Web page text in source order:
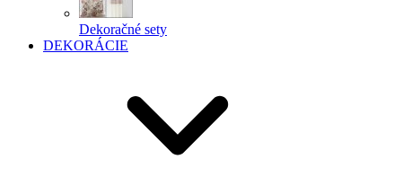
Dekoračné sety
DEKORÁCIE